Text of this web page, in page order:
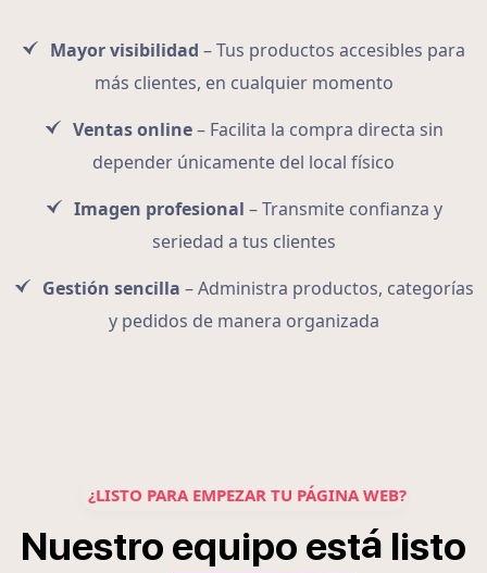
Mayor visibilidad – Tus productos accesibles para
más clientes, en cualquier momento
Ventas online– Facilita la compra directa sin
depender únicamente del local físico
Imagen profesional – Transmite confianza y
seriedad a tus clientes
Gestión sencilla – Administra productos, categorías
y pedidos de manera organizada
¿LISTO PARA EMPEZAR TU PÁGINA WEB?
Nuestro equipo está listo